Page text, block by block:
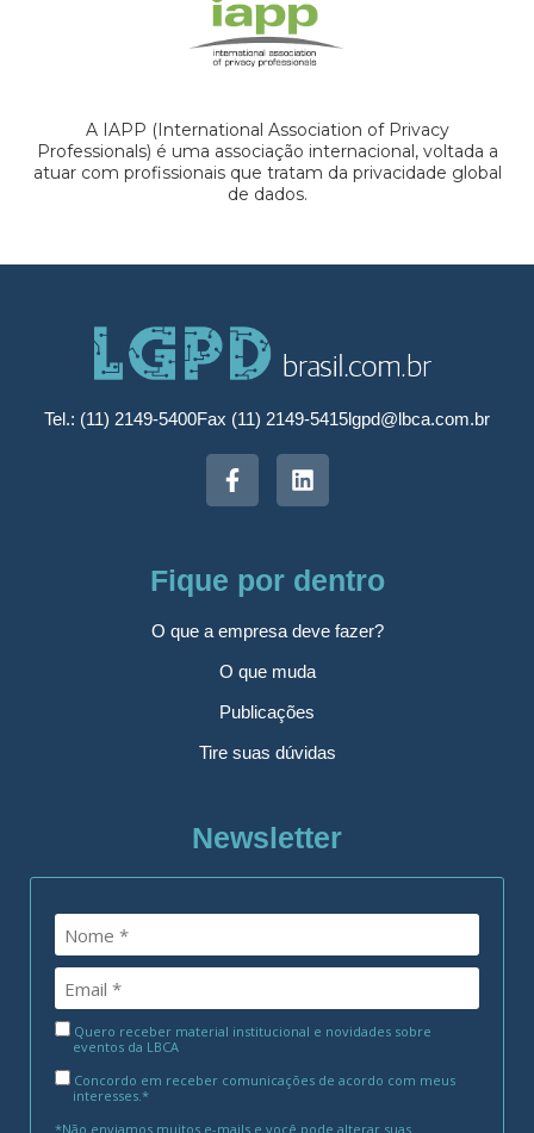
A IAPP (International Association of Privacy
Professionals) é uma associação internacional, voltada a
atuar com profissionais que tratam da privacidade global
de dados.
Tel.: (11) 2149-5400Fax (11) 2149-5415lgpd@lbca.com.br
Fique por dentro
O que a empresa deve fazer?
O que muda
Publicações
Tire suas dúvidas
Newsletter
Quero receber material institucional e novidades sobre
eventos da LBCA
Concordo em receber comunicações de acordo com meus
interesses.*
*Não enviamos muitos e-mails e você pode alterar suas